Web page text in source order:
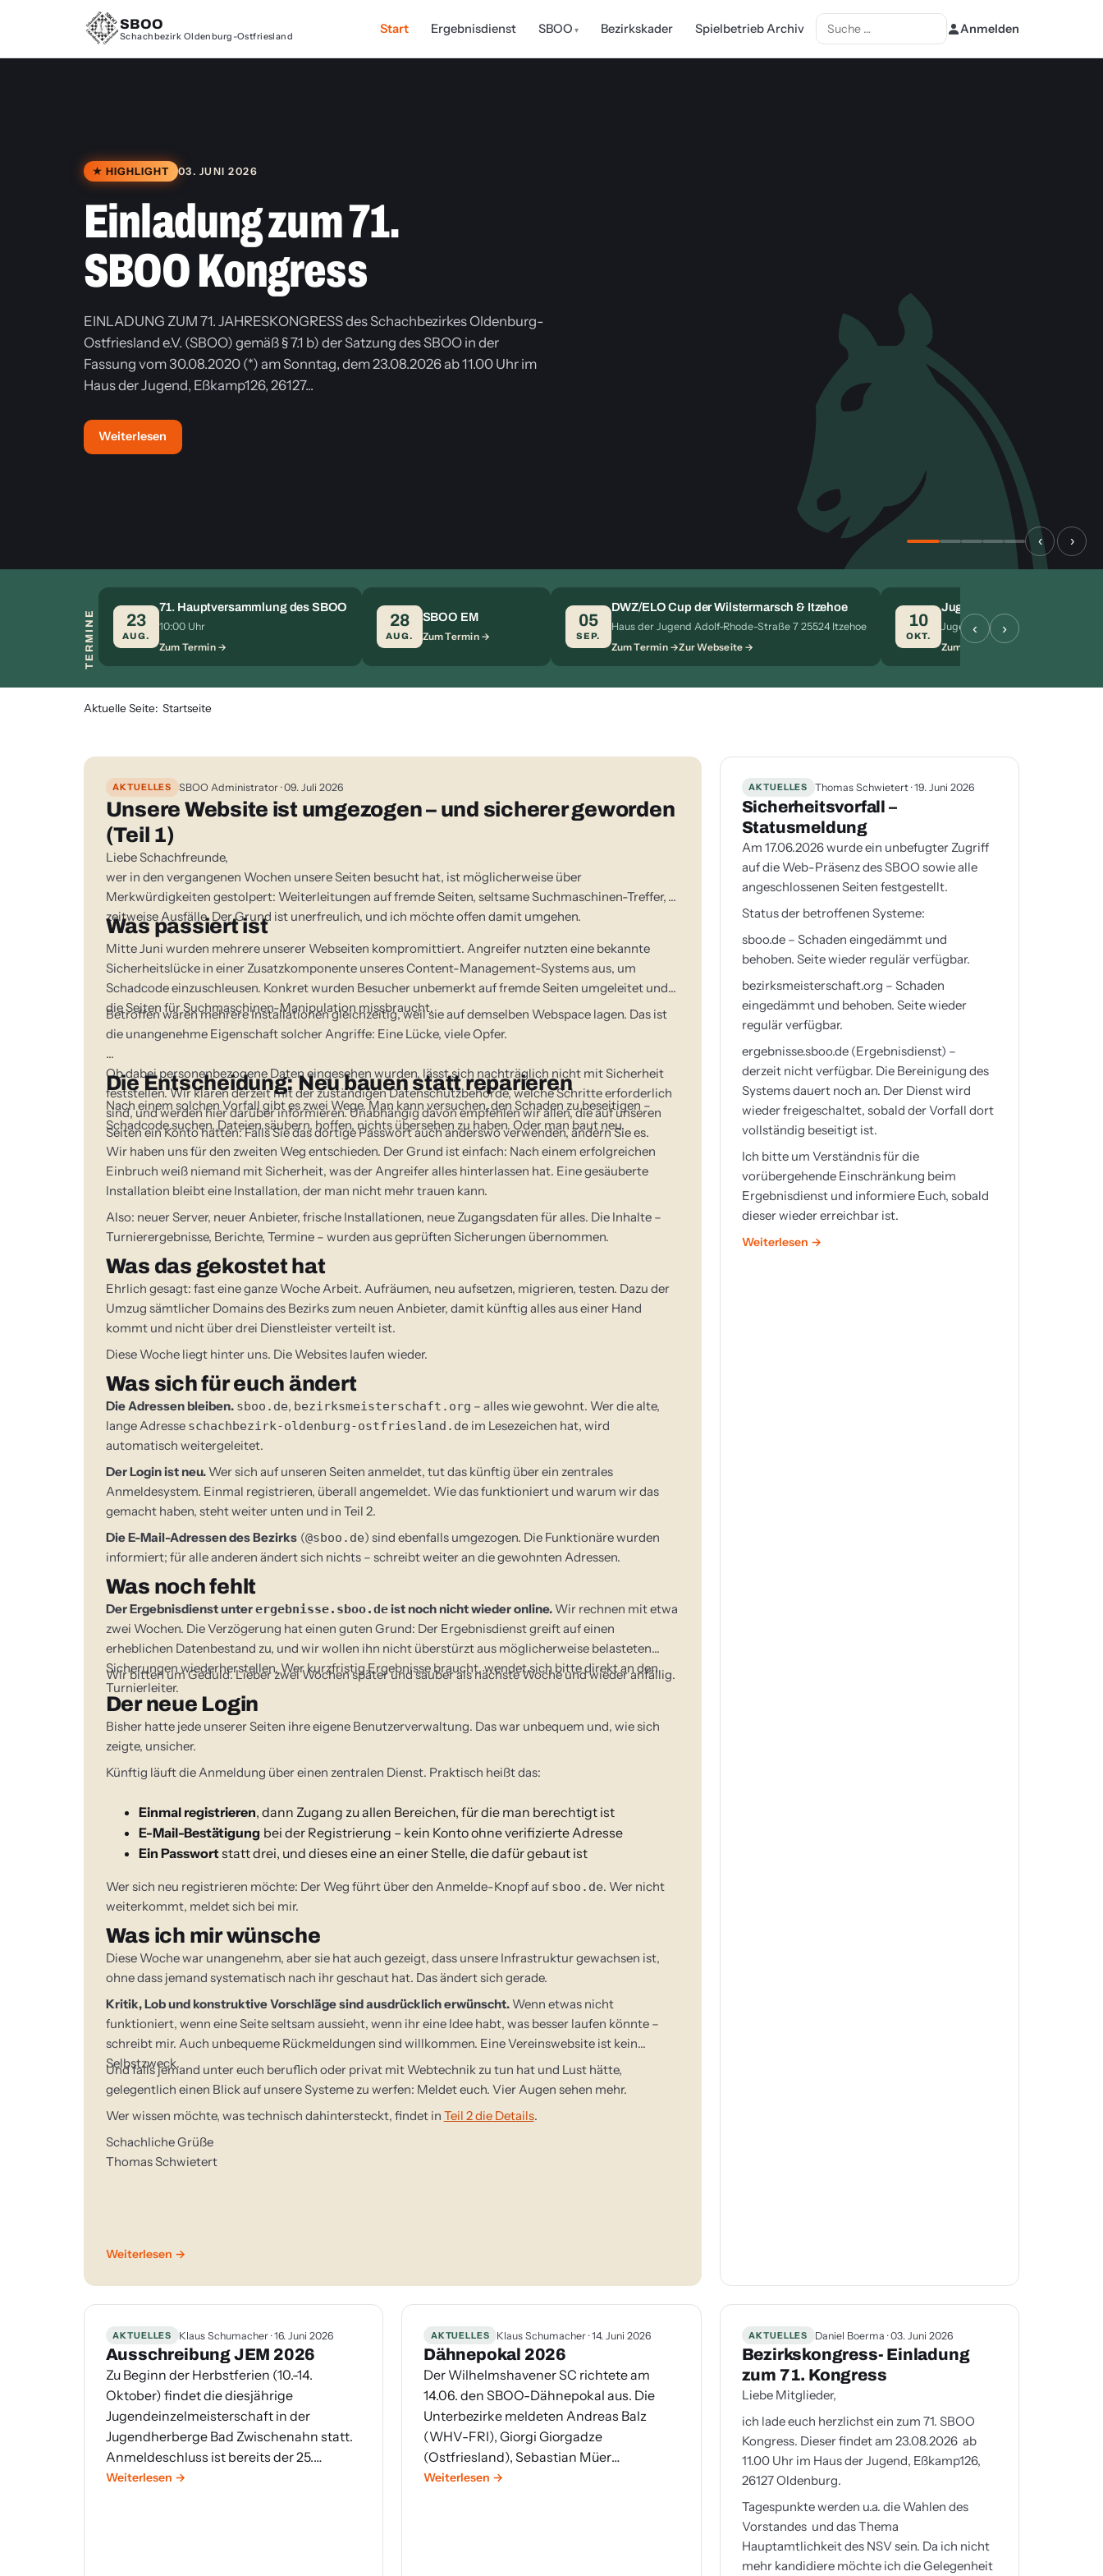
SBOO
Schachbezirk Oldenburg-Ostfriesland Start Ergebnisdienst SBOO Bezirkskader Spielbetrieb Archiv Suchen Anmelden
★ HIGHLIGHT 03. JUNI 2026
Einladung zum 71.
SBOO Kongress
EINLADUNG ZUM 71. JAHRESKONGRESS des Schachbezirkes Oldenburg-
Ostfriesland e.V. (SBOO) gemäß § 7.1 b) der Satzung des SBOO in der
Fassung vom 30.08.2020 (*) am Sonntag, dem 23.08.2026 ab 11.00 Uhr im
Haus der Jugend, Eßkamp126, 26127...
Weiterlesen
‹ ›
TERMINE 23
AUG.
71. Hauptversammlung des SBOO
10:00 Uhr
Zum Termin
28
AUG.
SBOO EM
Zum Termin
05
SEP.
DWZ/ELO Cup der Wilstermarsch & Itzehoe
Haus der Jugend Adolf-Rhode-Straße 7 25524 Itzehoe
Zum Termin Zur Webseite
10
OKT.
Jugendeinzelmeisterschaft
Jugendherberge Bad
Zum Termin
‹ ›
Aktuelle Seite: Startseite
AKTUELLES SBOO Administrator · 09. Juli 2026
Unsere Website ist umgezogen – und sicherer geworden
(Teil 1)
Liebe Schachfreunde,
wer in den vergangenen Wochen unsere Seiten besucht hat, ist möglicherweise über
Merkwürdigkeiten gestolpert: Weiterleitungen auf fremde Seiten, seltsame Suchmaschinen-Treffer,
zeitweise Ausfälle. Der Grund ist unerfreulich, und ich möchte offen damit umgehen.
Was passiert ist
Mitte Juni wurden mehrere unserer Webseiten kompromittiert. Angreifer nutzten eine bekannte
Sicherheitslücke in einer Zusatzkomponente unseres Content-Management-Systems aus, um
Schadcode einzuschleusen. Konkret wurden Besucher unbemerkt auf fremde Seiten umgeleitet und
die Seiten für Suchmaschinen-Manipulation missbraucht.
Betroffen waren mehrere Installationen gleichzeitig, weil sie auf demselben Webspace lagen. Das ist
die unangenehme Eigenschaft solcher Angriffe: Eine Lücke, viele Opfer.
Ob dabei personenbezogene Daten eingesehen wurden, lässt sich nachträglich nicht mit Sicherheit
feststellen. Wir klären derzeit mit der zuständigen Datenschutzbehörde, welche Schritte erforderlich
sind, und werden hier darüber informieren. Unabhängig davon empfehlen wir allen, die auf unseren
Seiten ein Konto hatten: Falls Sie das dortige Passwort auch anderswo verwenden, ändern Sie es.
Die Entscheidung: Neu bauen statt reparieren
Nach einem solchen Vorfall gibt es zwei Wege. Man kann versuchen, den Schaden zu beseitigen –
Schadcode suchen, Dateien säubern, hoffen, nichts übersehen zu haben. Oder man baut neu.
Wir haben uns für den zweiten Weg entschieden. Der Grund ist einfach: Nach einem erfolgreichen
Einbruch weiß niemand mit Sicherheit, was der Angreifer alles hinterlassen hat. Eine gesäuberte
Installation bleibt eine Installation, der man nicht mehr trauen kann.
Also: neuer Server, neuer Anbieter, frische Installationen, neue Zugangsdaten für alles. Die Inhalte –
Turnierergebnisse, Berichte, Termine – wurden aus geprüften Sicherungen übernommen.
Was das gekostet hat
Ehrlich gesagt: fast eine ganze Woche Arbeit. Aufräumen, neu aufsetzen, migrieren, testen. Dazu der
Umzug sämtlicher Domains des Bezirks zum neuen Anbieter, damit künftig alles aus einer Hand
kommt und nicht über drei Dienstleister verteilt ist.
Diese Woche liegt hinter uns. Die Websites laufen wieder.
Was sich für euch ändert
Die Adressen bleiben. sboo.de, bezirksmeisterschaft.org – alles wie gewohnt. Wer die alte,
lange Adresse schachbezirk-oldenburg-ostfriesland.deim Lesezeichen hat, wird
automatisch weitergeleitet.
Der Login ist neu.Wer sich auf unseren Seiten anmeldet, tut das künftig über ein zentrales
Anmeldesystem. Einmal registrieren, überall angemeldet. Wie das funktioniert und warum wir das
gemacht haben, steht weiter unten und in Teil 2.
Die E-Mail-Adressen des Bezirks (@sboo.de) sind ebenfalls umgezogen. Die Funktionäre wurden
informiert; für alle anderen ändert sich nichts – schreibt weiter an die gewohnten Adressen.
Was noch fehlt
Der Ergebnisdienst unterergebnisse.sboo.deist noch nicht wieder online.Wir rechnen mit etwa
zwei Wochen. Die Verzögerung hat einen guten Grund: Der Ergebnisdienst greift auf einen
erheblichen Datenbestand zu, und wir wollen ihn nicht überstürzt aus möglicherweise belasteten
Sicherungen wiederherstellen. Wer kurzfristig Ergebnisse braucht, wendet sich bitte direkt an den
Turnierleiter.
Wir bitten um Geduld. Lieber zwei Wochen später und sauber als nächste Woche und wieder anfällig.
Der neue Login
Bisher hatte jede unserer Seiten ihre eigene Benutzerverwaltung. Das war unbequem und, wie sich
zeigte, unsicher.
Künftig läuft die Anmeldung über einen zentralen Dienst. Praktisch heißt das:
Einmal registrieren, dann Zugang zu allen Bereichen, für die man berechtigt ist
E-Mail-Bestätigung bei der Registrierung – kein Konto ohne verifizierte Adresse
Ein Passwortstatt drei, und dieses eine an einer Stelle, die dafür gebaut ist
Wer sich neu registrieren möchte: Der Weg führt über den Anmelde-Knopf auf sboo.de. Wer nicht
weiterkommt, meldet sich bei mir.
Was ich mir wünsche
Diese Woche war unangenehm, aber sie hat auch gezeigt, dass unsere Infrastruktur gewachsen ist,
ohne dass jemand systematisch nach ihr geschaut hat. Das ändert sich gerade.
Kritik, Lob und konstruktive Vorschläge sind ausdrücklich erwünscht.Wenn etwas nicht
funktioniert, wenn eine Seite seltsam aussieht, wenn ihr eine Idee habt, was besser laufen könnte –
schreibt mir. Auch unbequeme Rückmeldungen sind willkommen. Eine Vereinswebsite ist kein
Selbstzweck.
Und falls jemand unter euch beruflich oder privat mit Webtechnik zu tun hat und Lust hätte,
gelegentlich einen Blick auf unsere Systeme zu werfen: Meldet euch. Vier Augen sehen mehr.
Wer wissen möchte, was technisch dahintersteckt, findet in Teil 2 die Details.
Schachliche Grüße
Thomas Schwietert
Weiterlesen
AKTUELLES Thomas Schwietert · 19. Juni 2026
Sicherheitsvorfall –
Statusmeldung
Am 17.06.2026 wurde ein unbefugter Zugriff
auf die Web-Präsenz des SBOO sowie alle
angeschlossenen Seiten festgestellt.
Status der betroffenen Systeme:
sboo.de – Schaden eingedämmt und
behoben. Seite wieder regulär verfügbar.
bezirksmeisterschaft.org – Schaden
eingedämmt und behoben. Seite wieder
regulär verfügbar.
ergebnisse.sboo.de (Ergebnisdienst) –
derzeit nicht verfügbar. Die Bereinigung des
Systems dauert noch an. Der Dienst wird
wieder freigeschaltet, sobald der Vorfall dort
vollständig beseitigt ist.
Ich bitte um Verständnis für die
vorübergehende Einschränkung beim
Ergebnisdienst und informiere Euch, sobald
dieser wieder erreichbar ist.
Weiterlesen
AKTUELLES Klaus Schumacher · 16. Juni 2026
Ausschreibung JEM 2026
Zu Beginn der Herbstferien (10.-14.
Oktober) findet die diesjährige
Jugendeinzelmeisterschaft in der
Jugendherberge Bad Zwischenahn statt.
Anmeldeschluss ist bereits der 25.
August! Nähere Details sh.
Weiterlesen
AKTUELLES Klaus Schumacher · 14. Juni 2026
Dähnepokal 2026
Der Wilhelmshavener SC richtete am
14.06. den SBOO-Dähnepokal aus. Die
Unterbezirke meldeten Andreas Balz
(WHV-FRI), Giorgi Giorgadze
(Ostfriesland), Sebastian Müer
(Ammerland-OL(Stadt)-Wesermarsch)
Weiterlesen
AKTUELLES Daniel Boerma · 03. Juni 2026
Bezirkskongress- Einladung
zum 71. Kongress
Liebe Mitglieder,
ich lade euch herzlichst ein zum 71. SBOO
Kongress. Dieser findet am 23.08.2026 ab
11.00 Uhr im Haus der Jugend, Eßkamp126,
26127 Oldenburg.
Tagespunkte werden u.a. die Wahlen des
Vorstandes und das Thema
Hauptamtlichkeit des NSV sein. Da ich nicht
mehr kandidiere möchte ich die Gelegenheit